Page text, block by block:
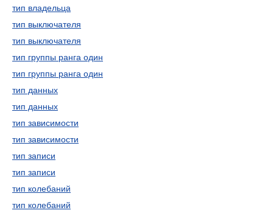
тип владельца
тип выключателя
тип выключателя
тип группы ранга один
тип группы ранга один
тип данных
тип данных
тип зависимости
тип зависимости
тип записи
тип записи
тип колебаний
тип колебаний